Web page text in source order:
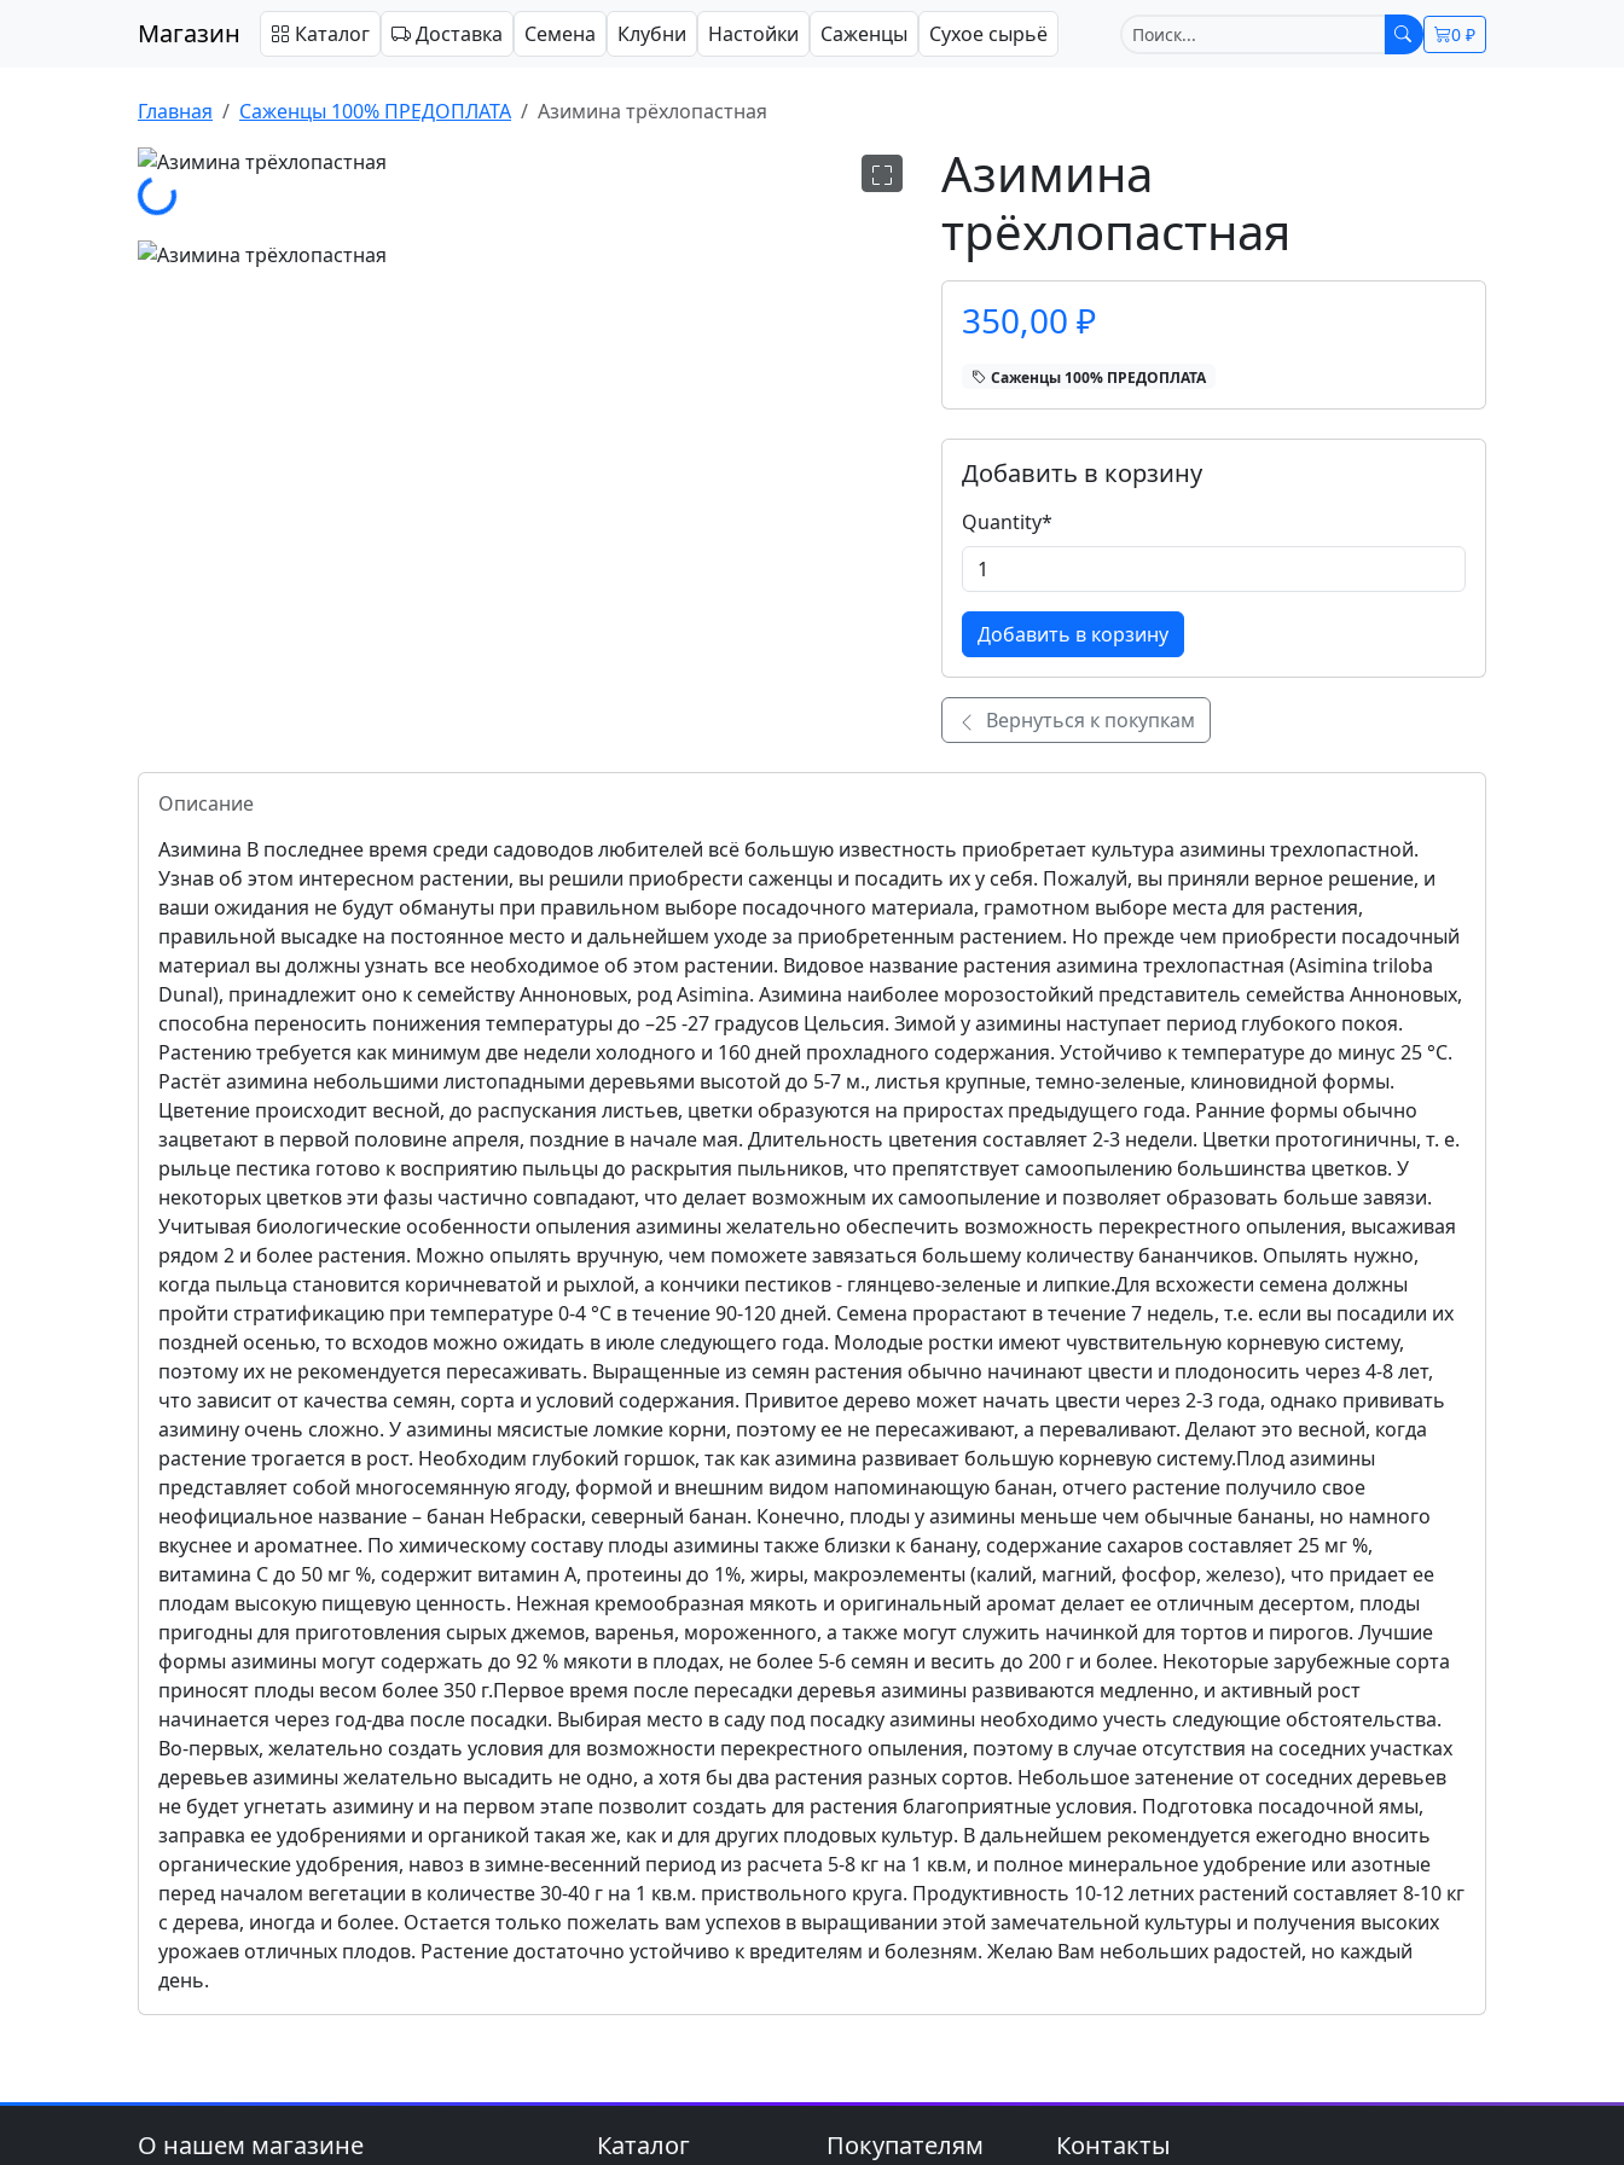
Магазин 0 ₽
Каталог Доставка Семена Клубни Настойки Саженцы Сухое сырьё
Главная Саженцы 100% ПРЕДОПЛАТА Азимина трёхлопастная
Загрузка...
Азимина
трёхлопастная
350,00 ₽
Саженцы 100% ПРЕДОПЛАТА
Добавить в корзину
Quantity*
Вернуться к покупкам
Описание
Азимина В последнее время среди садоводов любителей всё большую известность приобретает культура азимины трехлопастной.
Узнав об этом интересном растении, вы решили приобрести саженцы и посадить их у себя. Пожалуй, вы приняли верное решение, и
ваши ожидания не будут обмануты при правильном выборе посадочного материала, грамотном выборе места для растения,
правильной высадке на постоянное место и дальнейшем уходе за приобретенным растением. Но прежде чем приобрести посадочный
материал вы должны узнать все необходимое об этом растении. Видовое название растения азимина трехлопастная (Asimina triloba
Dunal), принадлежит оно к семейству Анноновых, род Asimina. Азимина наиболее морозостойкий представитель семейства Анноновых,
способна переносить понижения температуры до –25 -27 градусов Цельсия. Зимой у азимины наступает период глубокого покоя.
Растению требуется как минимум две недели холодного и 160 дней прохладного содержания. Устойчиво к температуре до минус 25 °C.
Растёт азимина небольшими листопадными деревьями высотой до 5-7 м., листья крупные, темно-зеленые, клиновидной формы.
Цветение происходит весной, до распускания листьев, цветки образуются на приростах предыдущего года. Ранние формы обычно
зацветают в первой половине апреля, поздние в начале мая. Длительность цветения составляет 2-3 недели. Цветки протогиничны, т. е.
рыльце пестика готово к восприятию пыльцы до раскрытия пыльников, что препятствует самоопылению большинства цветков. У
некоторых цветков эти фазы частично совпадают, что делает возможным их самоопыление и позволяет образовать больше завязи.
Учитывая биологические особенности опыления азимины желательно обеспечить возможность перекрестного опыления, высаживая
рядом 2 и более растения. Можно опылять вручную, чем поможете завязаться большему количеству бананчиков. Опылять нужно,
когда пыльца становится коричневатой и рыхлой, а кончики пестиков - глянцево-зеленые и липкие.Для всхожести семена должны
пройти стратификацию при температуре 0-4 °C в течение 90-120 дней. Семена прорастают в течение 7 недель, т.е. если вы посадили их
поздней осенью, то всходов можно ожидать в июле следующего года. Молодые ростки имеют чувствительную корневую систему,
поэтому их не рекомендуется пересаживать. Выращенные из семян растения обычно начинают цвести и плодоносить через 4-8 лет,
что зависит от качества семян, сорта и условий содержания. Привитое дерево может начать цвести через 2-3 года, однако прививать
азимину очень сложно. У азимины мясистые ломкие корни, поэтому ее не пересаживают, а переваливают. Делают это весной, когда
растение трогается в рост. Необходим глубокий горшок, так как азимина развивает большую корневую систему.Плод азимины
представляет собой многосемянную ягоду, формой и внешним видом напоминающую банан, отчего растение получило свое
неофициальное название – банан Небраски, северный банан. Конечно, плоды у азимины меньше чем обычные бананы, но намного
вкуснее и ароматнее. По химическому составу плоды азимины также близки к банану, содержание сахаров составляет 25 мг %,
витамина С до 50 мг %, содержит витамин А, протеины до 1%, жиры, макроэлементы (калий, магний, фосфор, железо), что придает ее
плодам высокую пищевую ценность. Нежная кремообразная мякоть и оригинальный аромат делает ее отличным десертом, плоды
пригодны для приготовления сырых джемов, варенья, мороженного, а также могут служить начинкой для тортов и пирогов. Лучшие
формы азимины могут содержать до 92 % мякоти в плодах, не более 5-6 семян и весить до 200 г и более. Некоторые зарубежные сорта
приносят плоды весом более 350 г.Первое время после пересадки деревья азимины развиваются медленно, и активный рост
начинается через год-два после посадки. Выбирая место в саду под посадку азимины необходимо учесть следующие обстоятельства.
Во-первых, желательно создать условия для возможности перекрестного опыления, поэтому в случае отсутствия на соседних участках
деревьев азимины желательно высадить не одно, а хотя бы два растения разных сортов. Небольшое затенение от соседних деревьев
не будет угнетать азимину и на первом этапе позволит создать для растения благоприятные условия. Подготовка посадочной ямы,
заправка ее удобрениями и органикой такая же, как и для других плодовых культур. В дальнейшем рекомендуется ежегодно вносить
органические удобрения, навоз в зимне-весенний период из расчета 5-8 кг на 1 кв.м, и полное минеральное удобрение или азотные
перед началом вегетации в количестве 30-40 г на 1 кв.м. приствольного круга. Продуктивность 10-12 летних растений составляет 8-10 кг
с дерева, иногда и более. Остается только пожелать вам успехов в выращивании этой замечательной культуры и получения высоких
урожаев отличных плодов. Растение достаточно устойчиво к вредителям и болезням. Желаю Вам небольших радостей, но каждый
день.
О нашем магазине Каталог Покупателям Контакты